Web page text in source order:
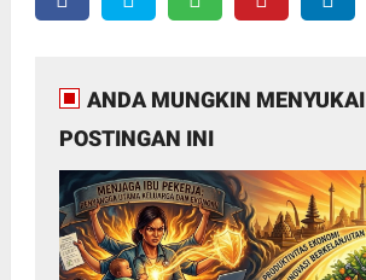
ANDA MUNGKIN MENYUKAI
POSTINGAN INI